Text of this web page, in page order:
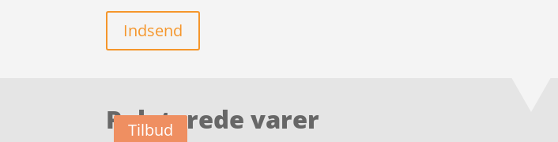
Indsend
Relaterede varer
Tilbud
Tilbud